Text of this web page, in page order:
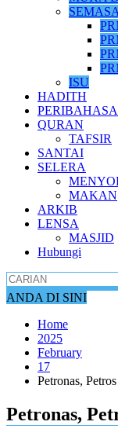
SEMASA
ISU
HADITH
PERIBAHASA
QURAN
TAFSIR
SANTAI
SELERA
MAKAN
ARKIB
LENSA
MASJID
Hubungi
ANDA DI SINI
Home
2025
February
17
Petronas,
Petronas,